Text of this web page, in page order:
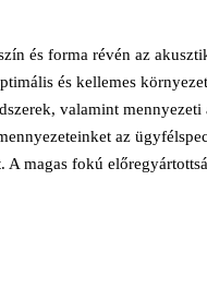
és forma révén az
és kellemes
valamint
az
magas fokú